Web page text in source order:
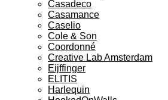
Casadeco
Casamance
Caselio
Cole & Son
Coordonné
Creative Lab Amsterdam
Eijffinger
ELITIS
Harlequin